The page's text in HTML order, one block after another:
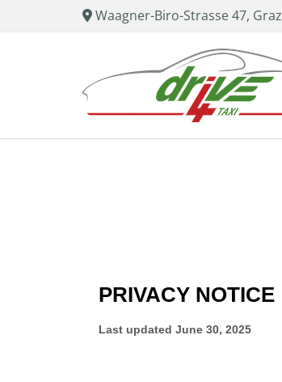
 Waagner-Biro-Strasse 47, Graz